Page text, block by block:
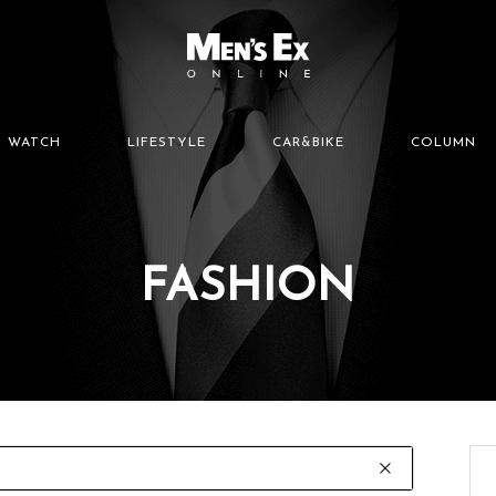
WATCH LIFESTYLE CAR&BIKE COLUMN
FASHION